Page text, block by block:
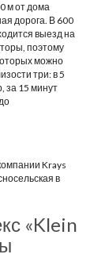
м от дома
дорога. В 600
выезд на
поэтому
можно
три: в 5
за 15 минут
Krays
в
«Klein